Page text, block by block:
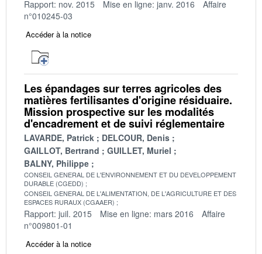
Rapport: nov. 2015 Mise en ligne: janv. 2016
Affaire
n°010245-03
Accéder à la notice
Les épandages sur terres agricoles des
matières fertilisantes d'origine résiduaire.
Mission prospective sur les modalités
d'encadrement et de suivi réglementaire
LAVARDE, Patrick
DELCOUR, Denis
GAILLOT, Bertrand
GUILLET, Muriel
BALNY, Philippe
CONSEIL GENERAL DE L'ENVIRONNEMENT ET DU DEVELOPPEMENT
DURABLE (CGEDD)
CONSEIL GENERAL DE L'ALIMENTATION, DE L'AGRICULTURE ET DES
ESPACES RURAUX (CGAAER)
Rapport: juil. 2015 Mise en ligne: mars 2016
Affaire
n°009801-01
Accéder à la notice